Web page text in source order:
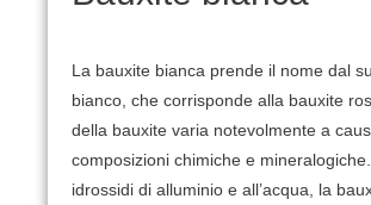
La bauxite bianca prende il nome dal
bianco, che corrisponde alla bauxite
della bauxite varia notevolmente a
composizioni chimiche e mineralogiche.
idrossidi di alluminio e all’acqua, la